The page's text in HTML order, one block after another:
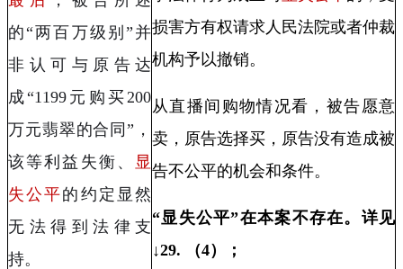
的“两百万级别”并
非认可与原告达
成“1199 元购买 200
万元翡翠的合同”，
该等利益失衡、 显
失公平的约定显然
无法得到法律支
持。
损害方有权请求人民法院或者仲裁
机构予以撤销。
从直播间购物情况看，被告愿意
卖，原告选择买，原告没有造成被
告不公平的机会和条件。
“显失公平”在本案不存在。详见
↓29. （4）；